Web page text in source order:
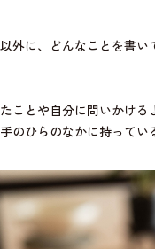
外に、どんなことを書い
ことや自分に問いかけ
のひらのなかに持ってい